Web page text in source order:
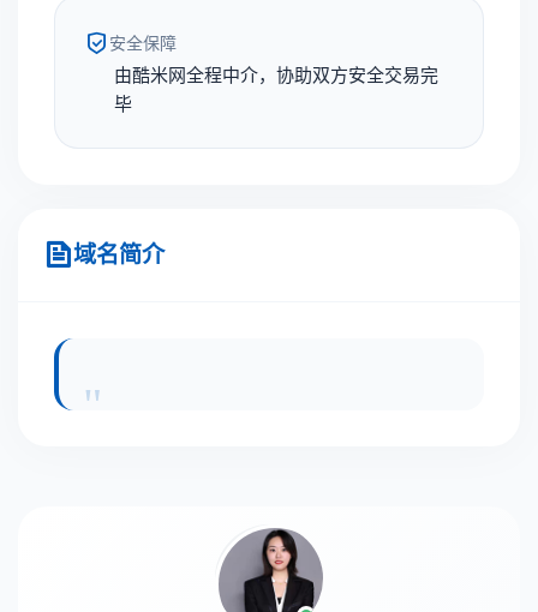
安全保障
由酷米网全程中介，协助双方安全交易完
毕
域名简介